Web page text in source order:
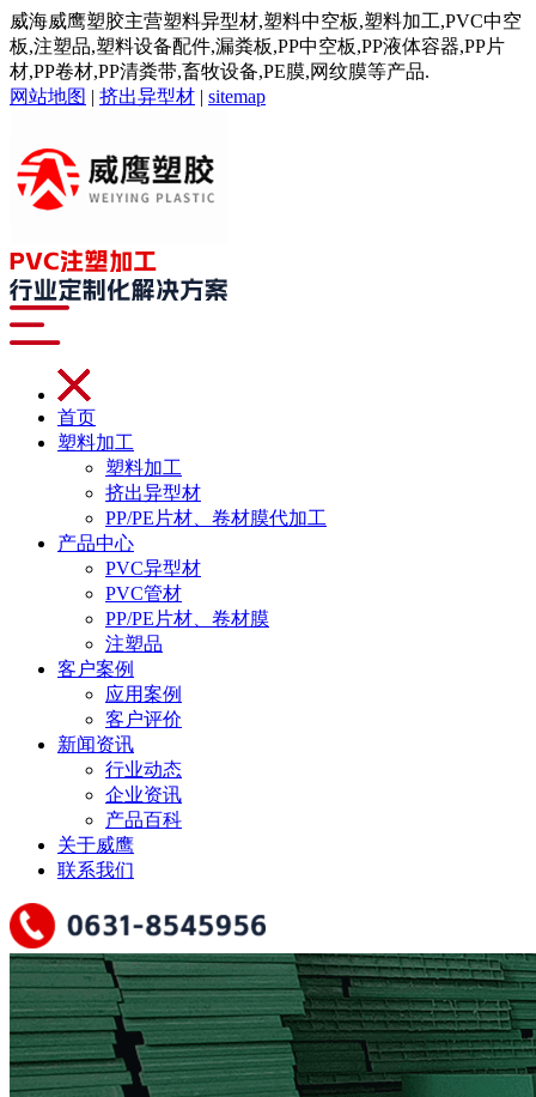
威海威鹰塑胶主营塑料异型材,塑料中空板,塑料加工,PVC中空
板,注塑品,塑料设备配件,漏粪板,PP中空板,PP液体容器,PP片
材,PP卷材,PP清粪带,畜牧设备,PE膜,网纹膜等产品.
网站地图 | 挤出异型材 | sitemap
首页
塑料加工
塑料加工
挤出异型材
PP/PE片材、卷材膜代加工
产品中心
PVC异型材
PVC管材
PP/PE片材、卷材膜
注塑品
客户案例
应用案例
客户评价
新闻资讯
行业动态
企业资讯
产品百科
关于威鹰
联系我们